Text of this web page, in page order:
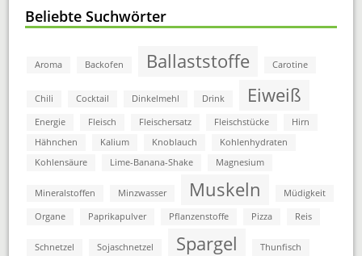
Beliebte Suchwörter
Aroma Backofen Ballaststoffe Carotine
Chili Cocktail Dinkelmehl Drink Eiweiß
Energie Fleisch Fleischersatz Fleischstücke
Hirn
Hähnchen
Kalium Knoblauch
Kohlenhydraten
Kohlensäure
Lime-Banana-Shake Magnesium
Mineralstoffen Minzwasser Muskeln Müdigkeit
Organe Paprikapulver Pflanzenstoffe Pizza Reis
Schnetzel Sojaschnetzel Spargel Thunfisch